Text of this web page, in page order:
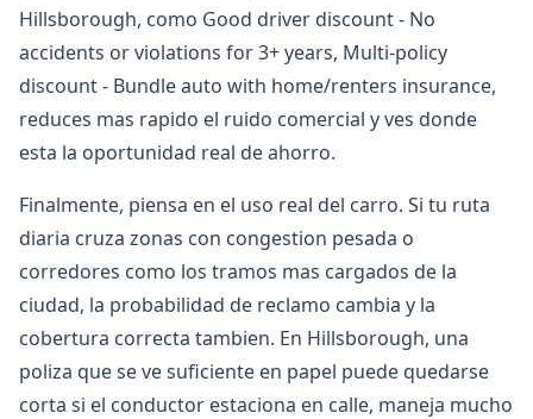
Hillsborough, como Good driver discount - No
accidents or violations for 3+ years, Multi-policy
discount - Bundle auto with home/renters insurance,
reduces mas rapido el ruido comercial y ves donde
esta la oportunidad real de ahorro.
Finalmente, piensa en el uso real del carro. Si tu ruta
diaria cruza zonas con congestion pesada o
corredores como los tramos mas cargados de la
ciudad, la probabilidad de reclamo cambia y la
cobertura correcta tambien. En Hillsborough, una
poliza que se ve suficiente en papel puede quedarse
corta si el conductor estaciona en calle, maneja mucho